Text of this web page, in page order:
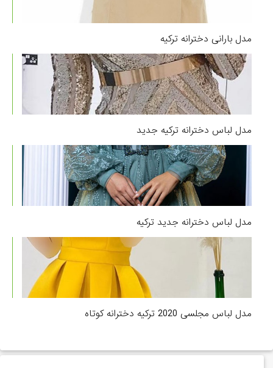
مدل بارانی دخترانه ترکیه
مدل لباس دخترانه ترکیه جدید
مدل لباس دخترانه جدید ترکیه
مدل لباس مجلسی 2020 ترکیه دخترانه کوتاه